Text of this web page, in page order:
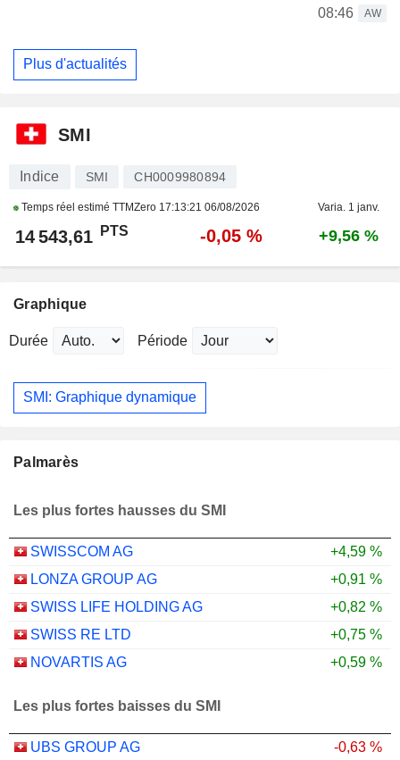
08:46
AW
Plus d'actualités
SMI
Indice SMI CH0009980894
Temps réel estimé TTMZero 17:13:21 06/08/2026 Varia. 1 janv.
14 543,61 PTS -0,05 % +9,56 %
Graphique
Durée Période
SMI: Graphique dynamique
Palmarès
Les plus fortes hausses du SMI
SWISSCOM AG
+4,59 %
LONZA GROUP AG
+0,91 %
SWISS LIFE HOLDING AG
+0,82 %
SWISS RE LTD
+0,75 %
NOVARTIS AG
+0,59 %
Les plus fortes baisses du SMI
UBS GROUP AG -0,63 %